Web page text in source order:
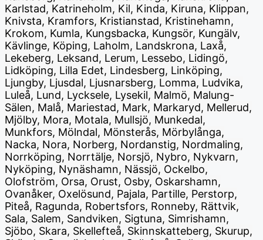
Karlstad, Katrineholm, Kil, Kinda, Kiruna, Klippan,
Knivsta, Kramfors, Kristianstad, Kristinehamn,
Krokom, Kumla, Kungsbacka, Kungsör, Kungälv,
Kävlinge, Köping, Laholm, Landskrona, Laxå,
Lekeberg, Leksand, Lerum, Lessebo, Lidingö,
Lidköping, Lilla Edet, Lindesberg, Linköping,
Ljungby, Ljusdal, Ljusnarsberg, Lomma, Ludvika,
Luleå, Lund, Lycksele, Lysekil, Malmö, Malung-
Sälen, Malå, Mariestad, Mark, Markaryd, Mellerud,
Mjölby, Mora, Motala, Mullsjö, Munkedal,
Munkfors, Mölndal, Mönsterås, Mörbylånga,
Nacka, Nora, Norberg, Nordanstig, Nordmaling,
Norrköping, Norrtälje, Norsjö, Nybro, Nykvarn,
Nyköping, Nynäshamn, Nässjö, Ockelbo,
Olofström, Orsa, Orust, Osby, Oskarshamn,
Ovanåker, Oxelösund, Pajala, Partille, Perstorp,
Piteå, Ragunda, Robertsfors, Ronneby, Rättvik,
Sala, Salem, Sandviken, Sigtuna, Simrishamn,
Sjöbo, Skara, Skellefteå, Skinnskatteberg, Skurup,